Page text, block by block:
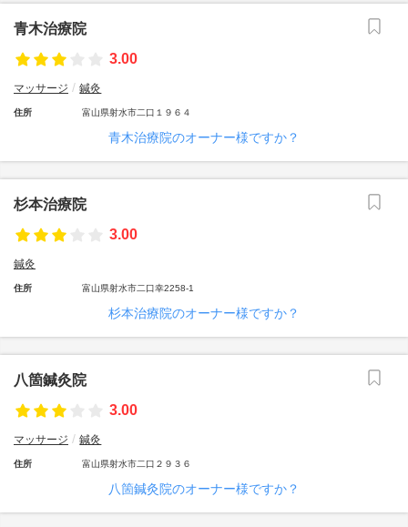
青木治療院
3.00
マッサージ 鍼灸
住所 富山県射水市二口１９６４
青木治療院のオーナー様ですか？
杉本治療院
3.00
鍼灸
住所 富山県射水市二口幸2258-1
杉本治療院のオーナー様ですか？
八箇鍼灸院
3.00
マッサージ 鍼灸
住所 富山県射水市二口２９３６
八箇鍼灸院のオーナー様ですか？